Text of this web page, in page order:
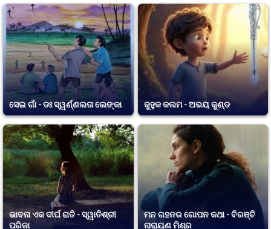
ସେଇ ଗାଁ - ଡଃ ସ୍ୱର୍ଣ୍ଣଲତା ଲେଙ୍କା କୁହୁକ କଲମ - ଅଭୟ କୁଣ୍ଡ
ଭାବନା ଏକ ଦୀର୍ଘ ରାତି - ସ୍ୱାତିଶ୍ରୀ
ପରିଜା
ମନ ଗହନର ଗୋପନ କଥା - ବିରଞ୍ଚି
ନାରାୟଣ ମିଶ୍ର